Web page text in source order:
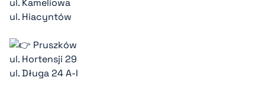
ul. Kameliowa
ul. Hiacyntów
Pruszków
ul. Hortensji 29
ul. Długa 24 A-I